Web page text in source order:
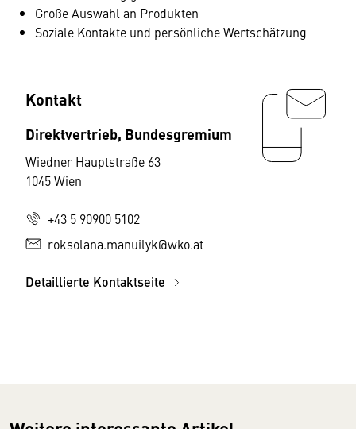
Große Auswahl an Produkten
Soziale Kontakte und persönliche Wertschätzung
Kontakt
Direktvertrieb, Bundesgremium
Wiedner Hauptstraße 63
1045 Wien
+43 5 90900 5102
roksolana.manuilyk@wko.at
Detaillierte Kontaktseite